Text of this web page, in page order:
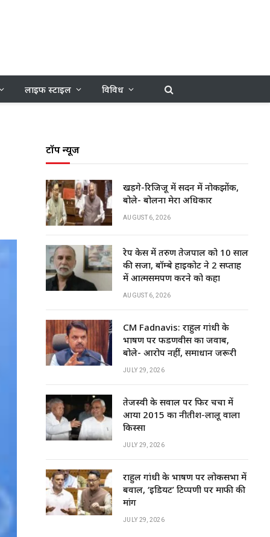
लाइफ स्टाइल विविध
टॉप न्यूज
खड़गे-रिजिजू में सदन में नोकझोंक,
बोले- बोलना मेरा अधिकार
AUGUST 6, 2026
रेप केस में तरुण तेजपाल को 10 साल
की सजा, बॉम्बे हाईकोर्ट ने 2 सप्ताह
में आत्मसमर्पण करने को कहा
AUGUST 6, 2026
CM Fadnavis: राहुल गांधी के
भाषण पर फडणवीस का जवाब,
बोले- आरोप नहीं, समाधान जरूरी
JULY 29, 2026
तेजस्वी के सवाल पर फिर चर्चा में
आया 2015 का नीतीश-लालू वाला
किस्सा
JULY 29, 2026
राहुल गांधी के भाषण पर लोकसभा में
बवाल, ‘इडियट’ टिप्पणी पर माफी की
मांग
JULY 29, 2026